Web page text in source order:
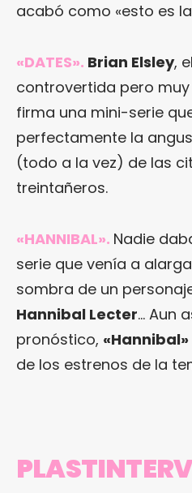
acabó como «esto es
«DATES». Brian Elsley,
controvertida pero muy
firma una mini-serie
perfectamente la
(todo a la vez) de las
treintañeros.
«HANNIBAL». Nadie
serie que venía a
sombra de un
Hannibal Lecter… Aun
pronóstico, «Hannibal»
de los estrenos de la